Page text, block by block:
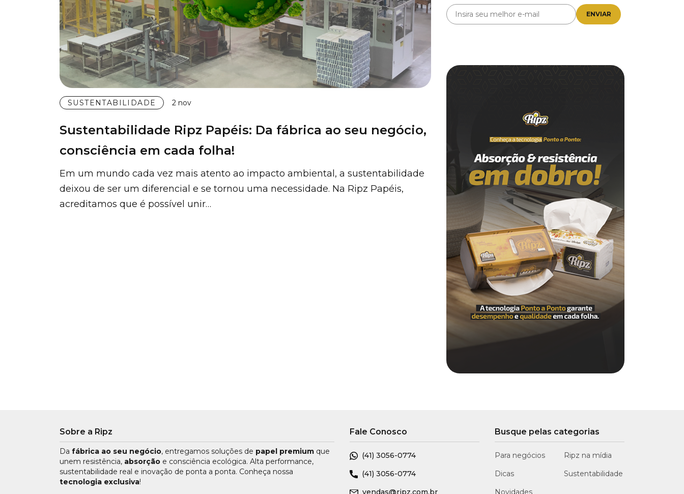
SUSTENTABILIDADE 2 nov
Sustentabilidade Ripz Papéis: Da fábrica ao seu negócio,
consciência em cada folha!
Em um mundo cada vez mais atento ao impacto ambiental, a sustentabilidade
deixou de ser um diferencial e se tornou uma necessidade. Na Ripz Papéis,
acreditamos que é possível unir…
Sobre a Ripz
Da fábrica ao seu negócio, entregamos soluções de papel premium que
unem resistência, absorção e consciência ecológica. Alta performance,
sustentabilidade real e inovação de ponta a ponta. Conheça nossa
tecnologia exclusiva!
Fale Conosco
(41) 3056-0774
(41) 3056-0774
vendas@ripz.com.br
Busque pelas categorias
Para negócios
Dicas
Novidades
Ripz na mídia
Sustentabilidade